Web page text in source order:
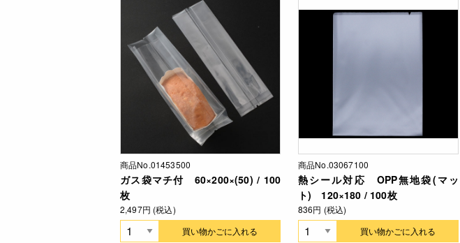
商品No.01453500
ガス袋マチ付 60×200×(50) / 100
枚
2,497円 (税込)
買い物かごに入れる
商品No.03067100
熱シール対応 OPP無地袋(マッ
ト) 120×180 / 100枚
836円 (税込)
買い物かごに入れる